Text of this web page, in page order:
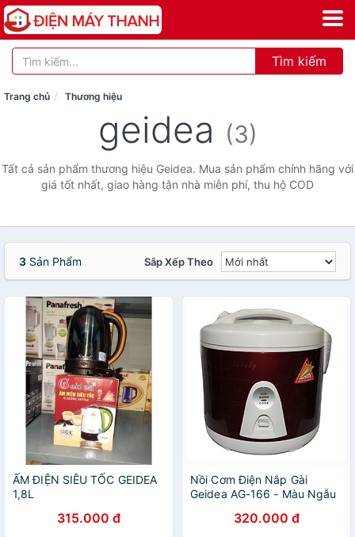
Tìm kiếm
Trang chủ Thương hiệu
geidea (3)
Tất cả sản phẩm thương hiệu Geidea. Mua sản phẩm chính hãng với
giá tốt nhất, giao hàng tận nhà miễn phí, thu hộ COD
3 Sản Phẩm Sắp Xếp Theo
ẤM ĐIỆN SIÊU TỐC GEIDEA
1,8L
315.000 đ
Nồi Cơm Điện Nắp Gài
Geidea AG-166 - Màu Ngẫu
320.000 đ